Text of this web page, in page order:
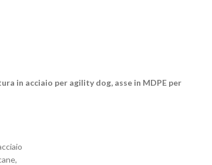
in acciaio per agility dog, asse in MDPE per